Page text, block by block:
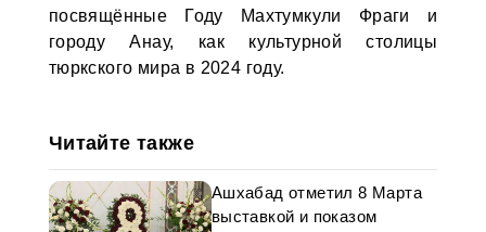
посвящённые Году Махтумкули Фраги и
городу Анау, как культурной столицы
тюркского мира в 2024 году.
Читайте также
Ашхабад отметил 8 Марта
выставкой и показом